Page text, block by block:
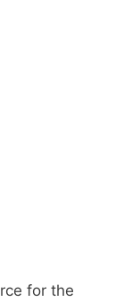
for the